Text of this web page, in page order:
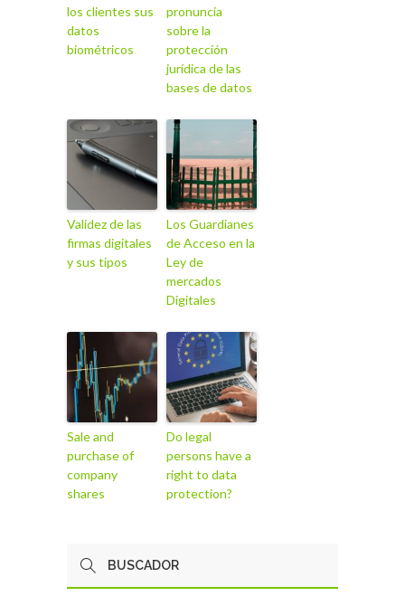
los clientes sus
datos
biométricos
pronuncia
sobre la
protección
jurídica de las
bases de datos
Validez de las
firmas digitales
y sus tipos
Los Guardianes
de Acceso en la
Ley de
mercados
Digitales
Sale and
purchase of
company
shares
Do legal
persons have a
right to data
protection?